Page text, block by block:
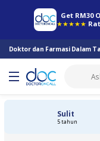
Get RM30
★★★★★
Doktor dan Farmasi Dalam
Farmasi Online Konsult
Sulit
5 tahun